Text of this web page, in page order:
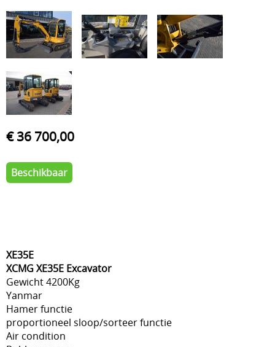
€ 36 700,00
Beschikbaar
XE35E
XCMG XE35E Excavator
Gewicht 4200Kg
Yanmar
Hamer functie
proportioneel sloop/sorteer functie
Air condition